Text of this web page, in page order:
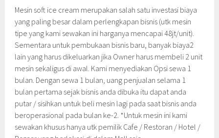
Mesin soft ice cream merupakan salah satu investasi biaya
yang paling besar dalam perlengkapan bisnis (utk mesin
tipe yang kami sewakan ini harganya mencapai 48jt/unit).
Sementara untuk pembukaan bisnis baru, banyak biaya2
lain yang harus dikeluarkan jika Owner harus membeli 2 unit
mesin sekaligus di awal. Kami menyediakan Opsi sewa 1
bulan. Dengan sewa 1 bulan, uang penjualan selama 1
bulan pertama sejak bisnis anda dibuka itu dapat anda
putar / sisihkan untuk beli mesin lagi pada saat bisnis anda
beroperasional pada bulan ke-2. *Untuk mesin ini kami
sewakan khusus hanya utk pemilik Cafe / Restoran / Hotel /